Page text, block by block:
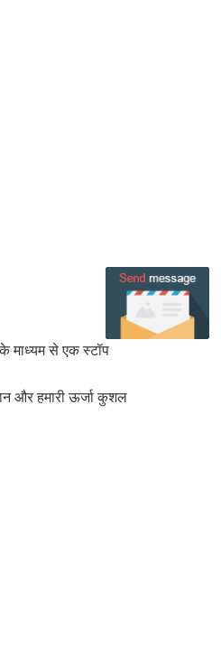
माध्यम से एक स्टॉप
और हमारी ऊर्जा कुशल